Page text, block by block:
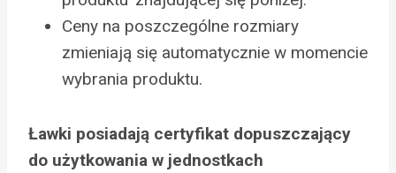
Ceny na poszczególne rozmiary
zmieniają się automatycznie w momencie
wybrania produktu.
Ławki posiadają certyfikat dopuszczający
do użytkowania w jednostkach